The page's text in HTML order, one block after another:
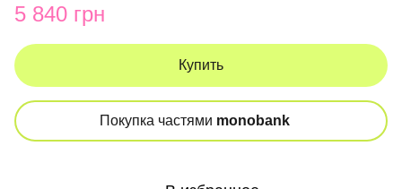
5 840 грн
Купить
Покупка частями monobank